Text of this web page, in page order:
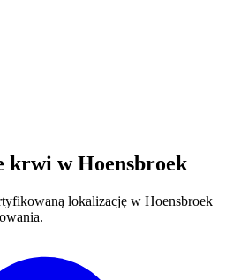
krwi w Hoensbroek
lokalizację w Hoensbroek